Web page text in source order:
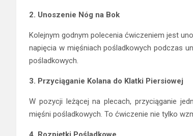
2. Unoszenie Nóg na Bok
Kolejnym godnym polecenia ćwiczeniem jest
napięcia w mięśniach pośladkowych podczas
pośladkowych.
3. Przyciąganie Kolana do Klatki Piersiowej
W pozycji leżącej na plecach, przyciąganie
mięśni pośladkowych. To ćwiczenie nie tylko